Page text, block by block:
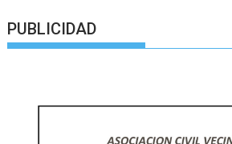
PUBLICIDAD